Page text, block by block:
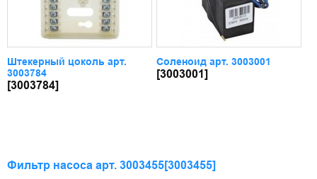
Штекерный цоколь арт.
3003784
[3003784]
Соленоид арт. 3003001
[3003001]
Фильтр насоса арт. 3003455[3003455]